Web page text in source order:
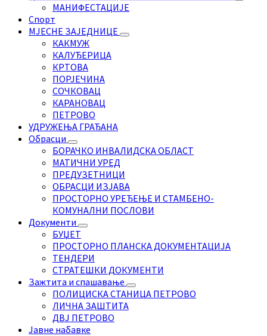
МАНИФЕСТАЦИЈЕ
Спорт
МЈЕСНЕ ЗАЈЕДНИЦЕ
КАКМУЖ
КАЛУЂЕРИЦА
КРТОВА
ПОРЈЕЧИНА
СОЧКОВАЦ
КАРАНОВАЦ
ПЕТРОВО
УДРУЖЕЊА ГРАЂАНА
Обрасци
БОРАЧКО ИНВАЛИДСКА ОБЛАСТ
МАТИЧНИ УРЕД
ПРЕДУЗЕТНИЦИ
ОБРАСЦИ ИЗЈАВА
ПРОСТОРНО УРЕЂЕЊЕ И СТАМБЕНО-
КОМУНАЛНИ ПОСЛОВИ
Документи
БУЏЕТ
ПРОСТОРНО ПЛАНСКА ДОКУМЕНТАЦИЈА
ТЕНДЕРИ
СТРАТЕШКИ ДОКУМЕНТИ
Зажтита и спашавање
ПОЛИЦИСКА СТАНИЦА ПЕТРОВО
ЛИЧНА ЗАШТИТА
ДВЈ ПЕТРОВО
Јавне набавке